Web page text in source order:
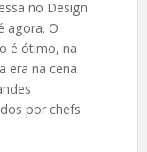
no Design
agora. O
é ótimo, na
era na cena
por chefs